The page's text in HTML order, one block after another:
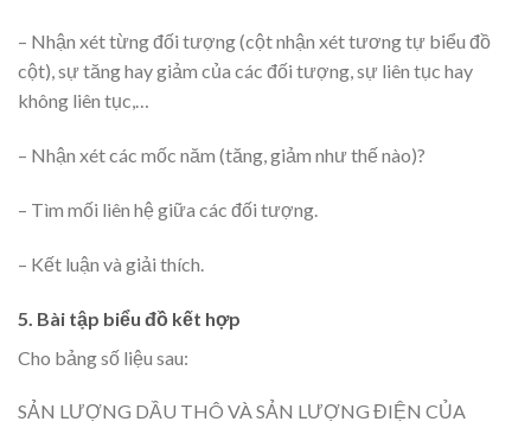
– Nhận xét từng đối tượng (cột nhận xét tương tự biểu đồ
cột), sự tăng hay giảm của các đối tượng, sự liên tục hay
không liên tục,…
– Nhận xét các mốc năm (tăng, giảm như thế nào)?
– Tìm mối liên hệ giữa các đối tượng.
– Kết luận và giải thích.
5. Bài tập biểu đồ kết hợp
Cho bảng số liệu sau:
SẢN LƯỢNG DẦU THÔ VÀ SẢN LƯỢNG ĐIỆN CỦA